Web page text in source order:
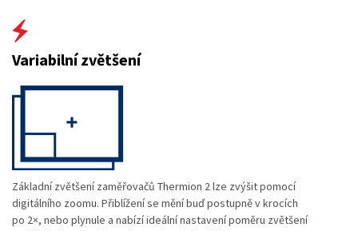
Variabilní zvětšení
Základní zvětšení zaměřovačů Thermion 2 lze zvýšit pomocí
digitálního zoomu. Přiblížení se mění buď postupně v krocích
po 2×, nebo plynule a nabízí ideální nastavení poměru zvětšení